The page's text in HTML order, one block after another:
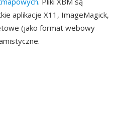
aplikacje X11, ImageMagick,
(jako format webowy